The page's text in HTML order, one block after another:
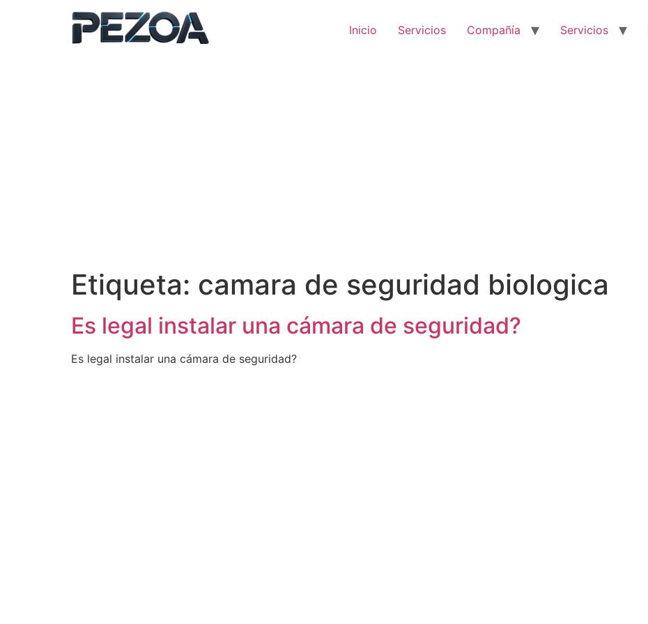
Inicio Servicios Compañía Servicios
Etiqueta: camara de seguridad biologica
Es legal instalar una cámara de seguridad?
Es legal instalar una cámara de seguridad?